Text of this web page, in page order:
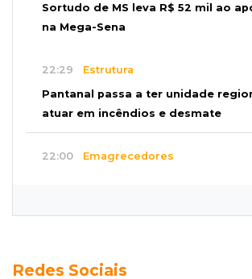
Sortudo de MS leva R$ 52 mil ao
na Mega-Sena
22:29 Estrutura
Pantanal passa a ter unidade
atuar em incêndios e desmate
22:00 Emagrecedores
Granizo danifica telhados e
Redes Sociais